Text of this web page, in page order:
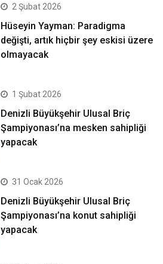
2 Şubat 2026
Hüseyin Yayman: Paradigma
değişti, artık hiçbir şey eskisi üzere
olmayacak
1 Şubat 2026
Denizli Büyükşehir Ulusal Briç
Şampiyonası’na mesken sahipliği
yapacak
31 Ocak 2026
Denizli Büyükşehir Ulusal Briç
Şampiyonası’na konut sahipliği
yapacak